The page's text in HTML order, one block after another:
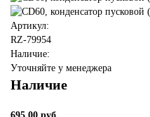
Артикул:
RZ-79954
Наличие:
Уточняйте у менеджера
Наличие